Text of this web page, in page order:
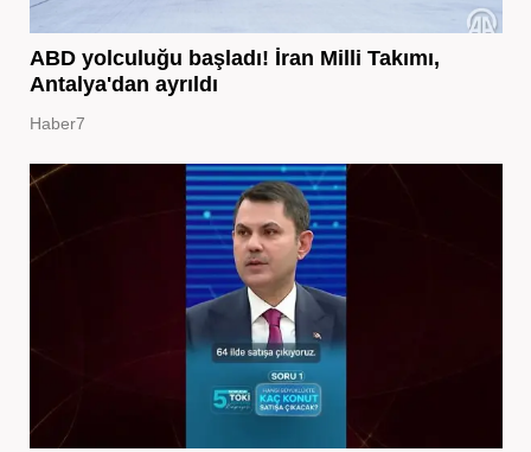
ABD yolculuğu başladı! İran Milli Takımı,
Antalya'dan ayrıldı
Haber7